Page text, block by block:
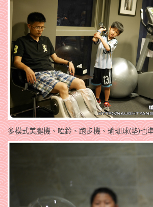
多模式美腿機、啞鈴、跑步機、瑜珈球(墊)也